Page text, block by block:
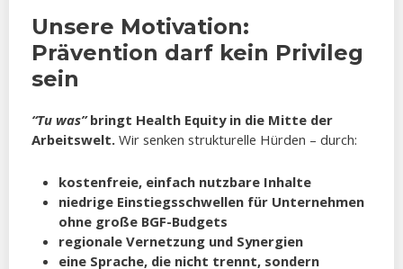
Unsere Motivation:
Prävention darf kein Privileg
sein
“Tu was”bringt Health Equity in die Mitte der
Arbeitswelt. Wir senken strukturelle Hürden – durch:
kostenfreie, einfach nutzbare Inhalte
niedrige Einstiegsschwellen für Unternehmen
ohne große BGF-Budgets
regionale Vernetzung und Synergien
eine Sprache, die nicht trennt, sondern